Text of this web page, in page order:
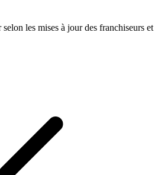
les mises à jour des franchiseurs et